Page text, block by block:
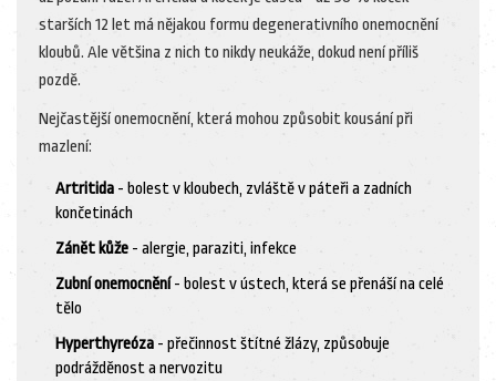
starších 12 let má nějakou formu degenerativního onemocnění
kloubů. Ale většina z nich to nikdy neukáže, dokud není příliš
pozdě.
Nejčastější onemocnění, která mohou způsobit kousání při
mazlení:
Artritida - bolest v kloubech, zvláště v páteři a zadních
končetinách
Zánět kůže - alergie, paraziti, infekce
Zubní onemocnění- bolest v ústech, která se přenáší na celé
tělo
Hyperthyreóza - přečinnost štítné žlázy, způsobuje
podrážděnost a nervozitu